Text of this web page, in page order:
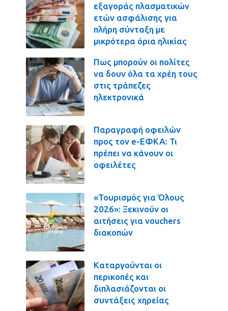
εξαγοράς πλασματικών
ετών ασφάλισης για
πλήρη σύνταξη με
μικρότερα όρια ηλικίας
Πως μπορούν οι πολίτες
να δουν όλα τα χρέη τους
στις τράπεζες
ηλεκτρονικά
Παραγραφή οφειλών
προς τον e-ΕΦΚΑ: Τι
πρέπει να κάνουν οι
οφειλέτες
«Τουρισμός για Όλους
2026»: Ξεκινούν οι
αιτήσεις για vouchers
διακοπών
Καταργούνται οι
περικοπές και
διπλασιάζονται οι
συντάξεις χηρείας